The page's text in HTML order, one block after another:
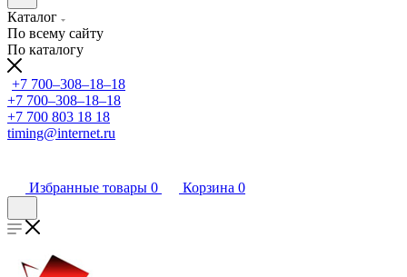
Каталог
По всему сайту
По каталогу
+7 700‒308‒18‒18
+7 700‒308‒18‒18
+7 700 803 18 18
timing@internet.ru
Избранные товары 0 Корзина 0